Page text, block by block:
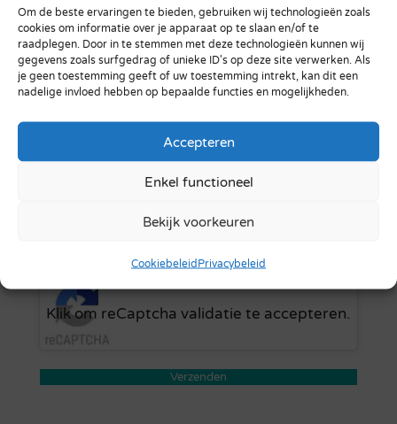
Om de beste ervaringen te bieden, gebruiken wij technologieën zoals
cookies om informatie over je apparaat op te slaan en/of te
raadplegen. Door in te stemmen met deze technologieën kunnen wij
gegevens zoals surfgedrag of unieke ID's op deze site verwerken. Als
je geen toestemming geeft of uw toestemming intrekt, kan dit een
nadelige invloed hebben op bepaalde functies en mogelijkheden.
Accepteren
Enkel functioneel
Bekijk voorkeuren
Cookiebeleid Privacybeleid
Akkoord met onsprivacybeleid
Klik om reCaptcha validatie te accepteren.
Verzenden